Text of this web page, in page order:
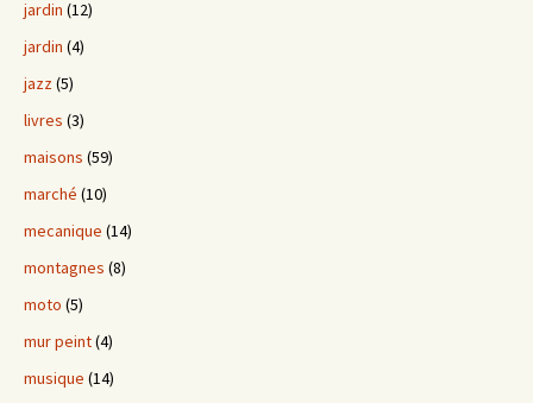
jardin (12)
jardin (4)
jazz(5)
livres (3)
maisons (59)
marché (10)
mecanique (14)
montagnes (8)
moto (5)
mur peint(4)
musique (14)